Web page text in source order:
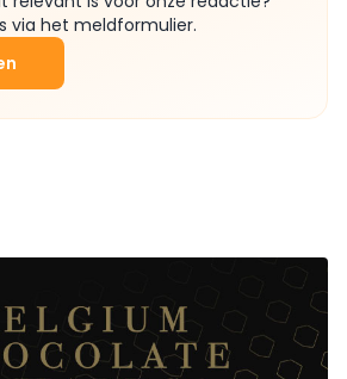
via het meldformulier.